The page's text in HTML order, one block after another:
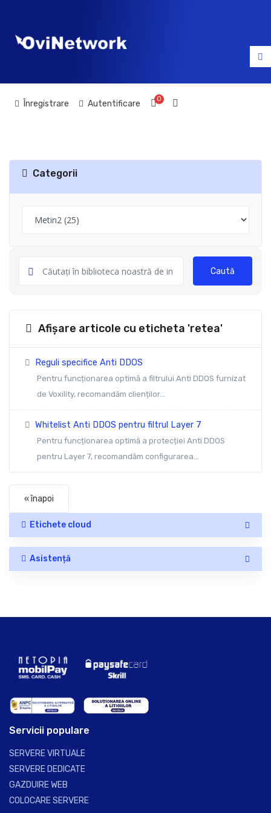
Înregistrare Autentificare 0Coș de cumpărături
Categorii
Caută
Afișare articole cu eticheta 'retea'
Reguli specifice Anti DDOS
Pentru funcționarea optimă a filtrului Anti DDOS furnizat
de Voxility, recomandăm clienților...
Whitelist Anti DDOS pentru filtrul Layer 7
Pentru funcționarea optimă a protecției Anti DDOS
pentru Layer 7, recomandăm configurarea...
« înapoi
Etichete cloud
Asistență
Servicii populare
SERVERE VIRTUALE
SERVERE DEDICATE
GAZDUIRE WEB
COLOCARE SERVERE